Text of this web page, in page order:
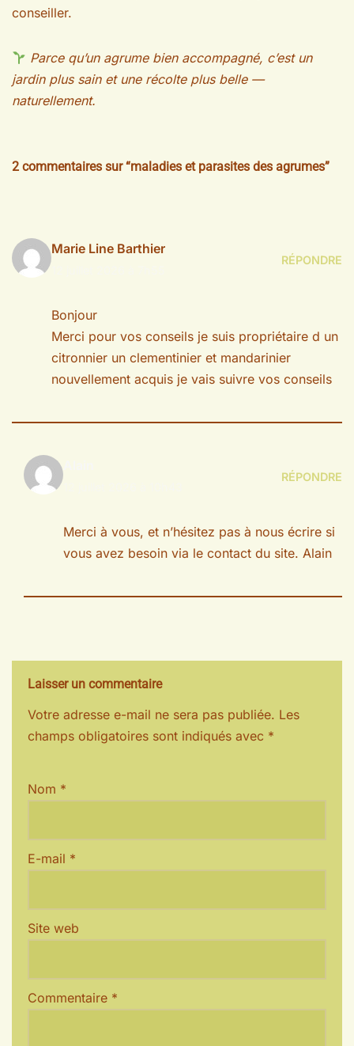
conseiller.
Parce qu’un agrume bien accompagné, c’est un
jardin plus sain et une récolte plus belle —
naturellement.
2 commentaires sur “maladies et parasites des agrumes”
Marie Line Barthier
RÉPONDRE
Bonjour
Merci pour vos conseils je suis propriétaire d un
citronnier un clementinier et mandarinier
nouvellement acquis je vais suivre vos conseils
RÉPONDRE
Merci à vous, et n’hésitez pas à nous écrire si
vous avez besoin via le contact du site. Alain
Laisser un commentaire
Votre adresse e-mail ne sera pas publiée. Les
champs obligatoires sont indiqués avec *
Nom *
E-mail *
Site web
Commentaire *